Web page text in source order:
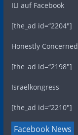
ILI auf Facebook
[the_ad id=“2204″]
Honestly Concerned
[the_ad id=“2198″]
Israelkongress
[the_ad id=“2210″]
Facebook News